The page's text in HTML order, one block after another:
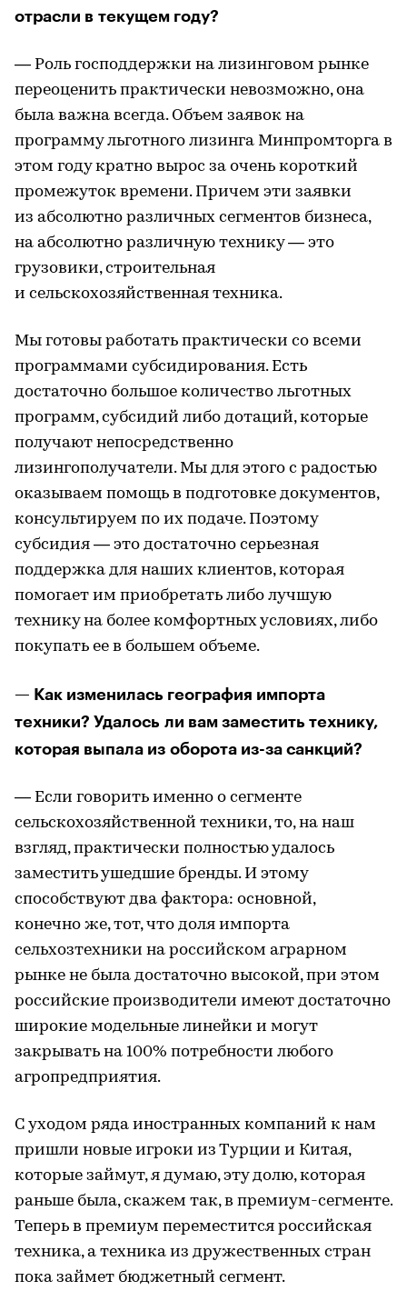
отрасли в текущем году?
— Роль господдержки на лизинговом рынке
переоценить практически невозможно, она
была важна всегда. Объем заявок на
программу льготного лизинга Минпромторга в
этом году кратно вырос за очень короткий
промежуток времени. Причем эти заявки
из абсолютно различных сегментов бизнеса,
на абсолютно различную технику — это
грузовики, строительная
и сельскохозяйственная техника.
Мы готовы работать практически со всеми
программами субсидирования. Есть
достаточно большое количество льготных
программ, субсидий либо дотаций, которые
получают непосредственно
лизингополучатели. Мы для этого с радостью
оказываем помощь в подготовке документов,
консультируем по их подаче. Поэтому
субсидия — это достаточно серьезная
поддержка для наших клиентов, которая
помогает им приобретать либо лучшую
технику на более комфортных условиях, либо
покупать ее в большем объеме.
— Как изменилась география импорта
техники? Удалось ли вам заместить технику,
которая выпала из оборота из-за санкций?
— Если говорить именно о сегменте
сельскохозяйственной техники, то, на наш
взгляд, практически полностью удалось
заместить ушедшие бренды. И этому
способствуют два фактора: основной,
конечно же, тот, что доля импорта
сельхозтехники на российском аграрном
рынке не была достаточно высокой, при этом
российские производители имеют достаточно
широкие модельные линейки и могут
закрывать на 100% потребности любого
агропредприятия.
C уходом ряда иностранных компаний к нам
пришли новые игроки из Турции и Китая,
которые займут, я думаю, эту долю, которая
раньше была, скажем так, в премиум-сегменте.
Теперь в премиум переместится российская
техника, а техника из дружественных стран
пока займет бюджетный сегмент.